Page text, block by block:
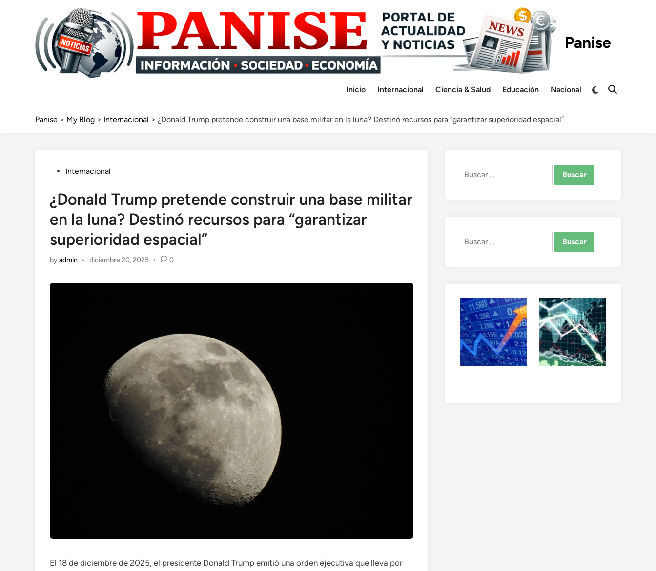
Panise
Inicio Internacional Ciencia & Salud Educación Nacional
Switch
Open
Panise > My Blog > Internacional > ¿Donald Trump pretende construir una base militar en la luna? Destinó recursos para “garantizar superioridad espacial”
PostedInternacional
¿Donald Trump pretende construir una base militar
en la luna? Destinó recursos para “garantizar
superioridad espacial”
byadmin • diciembre 20, 2025 • 0
El 18 de diciembre de 2025, el presidente Donald Trump emitió una orden ejecutiva que lleva por
Buscar:
Buscar: